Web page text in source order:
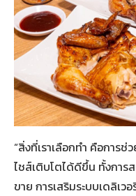
“สิ่งที่เราเลือกทำ คือการ
ไชส์เติบโตได้ดีขึ้น ทั้งกา
ขาย การเสริมระบบเดลิเ